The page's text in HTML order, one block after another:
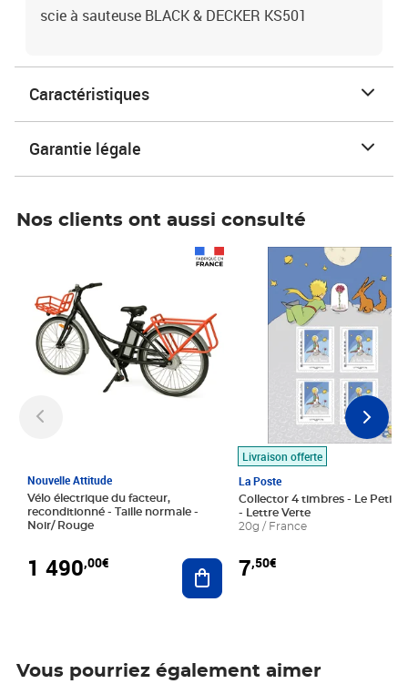
scie à sauteuse BLACK & DECKER KS501
Caractéristiques
Garantie légale
Nos clients ont aussi consulté
Nouvelle Attitude
Vélo électrique du facteur,
reconditionné - Taille normale -
Noir/ Rouge
1 490,00€ Ajouter au panier
Livraison offerte
La Poste
Collector 4 timbres - Le Petit
- Lettre Verte
20g / France
7,50€
Prix 7,50€
Vous pourriez également aimer